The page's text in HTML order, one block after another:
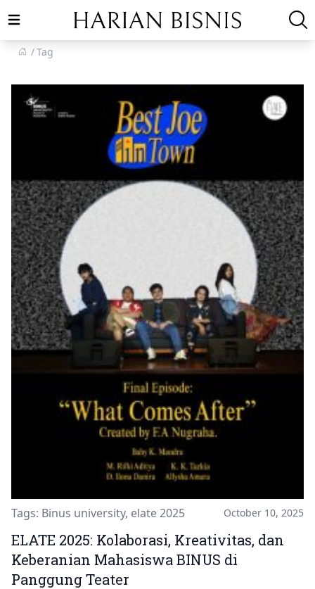
Open main menu
Tag
Tags: Binus university, elate 2025 October 10, 2025
ELATE 2025: Kolaborasi, Kreativitas, dan
Keberanian Mahasiswa BINUS di
Panggung Teater